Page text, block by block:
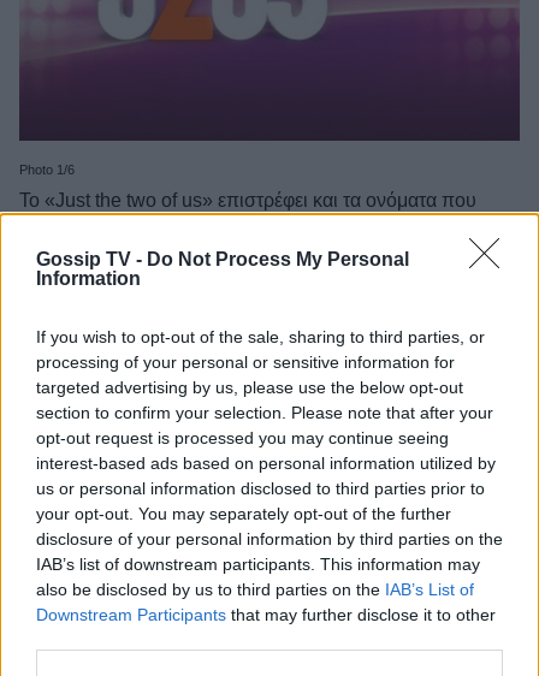
Gossip TV - Do Not Process My Personal
Information
If you wish to opt-out of the sale, sharing to third parties, or
processing of your personal or sensitive information for
targeted advertising by us, please use the below opt-out
section to confirm your selection. Please note that after your
opt-out request is processed you may continue seeing
interest-based ads based on personal information utilized by
us or personal information disclosed to third parties prior to
your opt-out. You may separately opt-out of the further
disclosure of your personal information by third parties on the
IAB’s list of downstream participants. This information may
also be disclosed by us to third parties on the IAB’s List of
Downstream Participants that may further disclose it to other
Photo 1/6
To «Just the two of us» επιστρέφει και τα ονόματα που